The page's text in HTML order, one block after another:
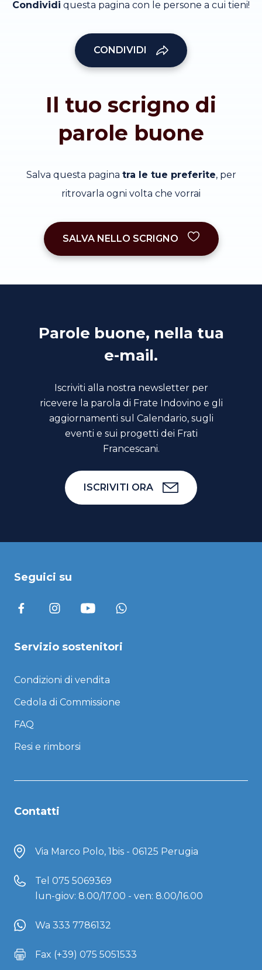
Condividi questa pagina con le persone a cui tieni!
CONDIVIDI
Il tuo scrigno di
parole buone
Salva questa pagina tra le tue preferite, per
ritrovarla ogni volta che vorrai
SALVA NELLO SCRIGNO
Parole buone, nella tua
e-mail.
Iscriviti alla nostra newsletter per
ricevere la parola di Frate Indovino e gli
aggiornamenti sul Calendario, sugli
eventi e sui progetti dei Frati
Francescani.
ISCRIVITI ORA
Seguici su
Servizio sostenitori
Condizioni di vendita
Cedola di Commissione
FAQ
Resi e rimborsi
Contatti
Via Marco Polo, 1bis - 06125 Perugia
Tel 075 5069369
lun-giov: 8.00/17.00 - ven: 8.00/16.00
Wa 333 7786132
Fax (+39) 075 5051533